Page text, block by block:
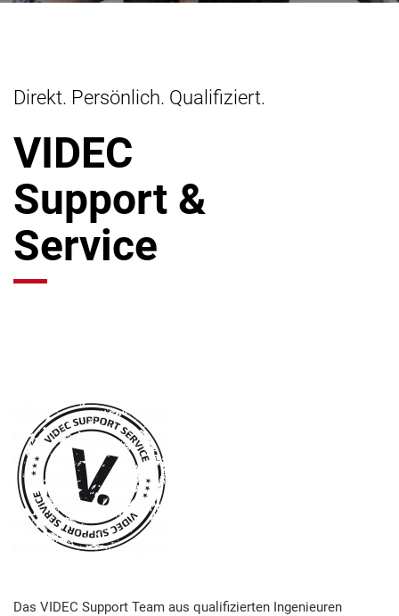
Direkt. Persönlich. Qualifiziert.
VIDEC
Support &
Service
Das VIDEC Support Team aus qualifizierten Ingenieuren